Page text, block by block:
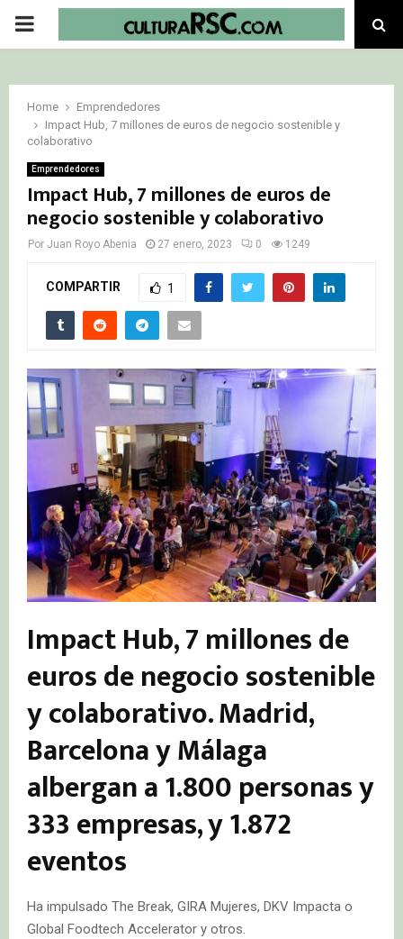
PRIMARY
Home
Emprendedores
Impact Hub, 7 millones de euros de negocio sostenible y
colaborativo
Emprendedores
Impact Hub, 7 millones de euros de
negocio sostenible y colaborativo
Por Juan Royo Abenia 27 enero, 2023 0 1249
COMPARTIR 1
Impact Hub, 7 millones de
euros de negocio sostenible
y colaborativo. Madrid,
Barcelona y Málaga
albergan a 1.800 personas y
333 empresas, y 1.872
eventos
Ha impulsado The Break, GIRA Mujeres, DKV Impacta o
Global Foodtech Accelerator y otros.